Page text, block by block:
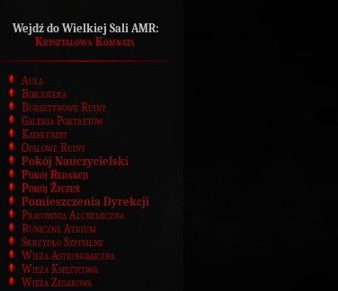
Wejdź do Wielkiej Sali AMR:
Kryształowa Komnata
Aula
Biblioteka
Bursztynowe Ruiny
Galeria Portretów
Katakumby
Opalowe Ruiny
Pokój Nauczycielski
Pokój Redakcji
Pokój Życzeń
Pomieszczenia Dyrekcji
Pracownia Alchemiczna
Runiczne Atrium
Skrzydło Szpitalne
Wieża Astronomiczna
Wieża Księżycowa
Wieża Zegarowa